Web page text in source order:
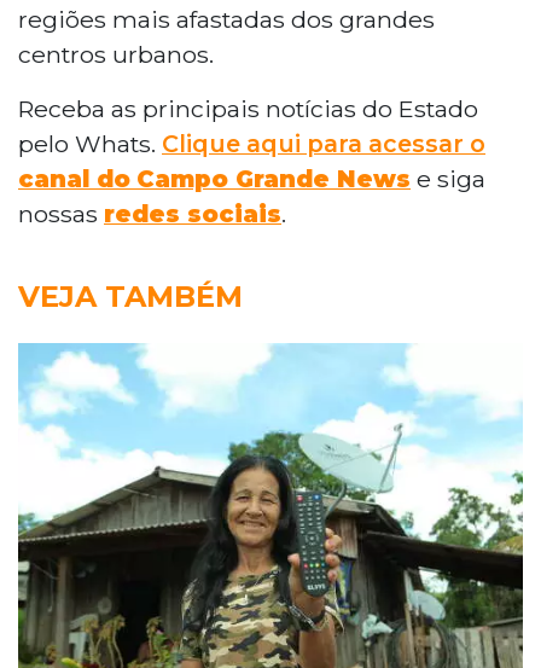
regiões mais afastadas dos grandes
centros urbanos.
Receba as principais notícias do Estado
pelo Whats. Clique aqui para acessar o
canal do Campo Grande News e siga
nossas redes sociais.
VEJA TAMBÉM